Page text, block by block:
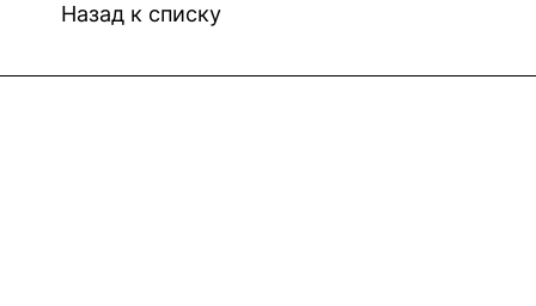
Назад к списку